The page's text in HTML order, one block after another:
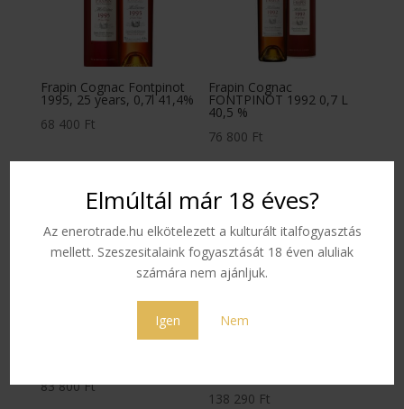
Elmúltál már 18 éves?
Az enerotrade.hu elkötelezett a kulturált italfogyasztás
mellett. Szeszesitalaink fogyasztását 18 éven aluliak
számára nem ajánljuk.
Igen Nem
Frapin Cognac Fontpinot
1995, 25 years, 0,7l 41,4%
68 400 Ft
Frapin Cognac
FONTPINOT 1992 0,7 L
40,5 %
76 800 Ft
83 800Ft
138 290 Ft